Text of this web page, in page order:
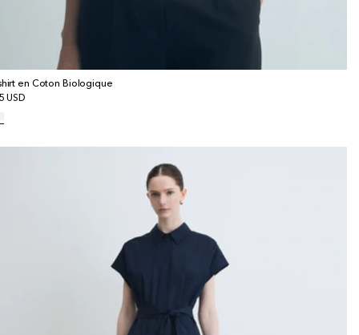
en Coton Biologique
USD